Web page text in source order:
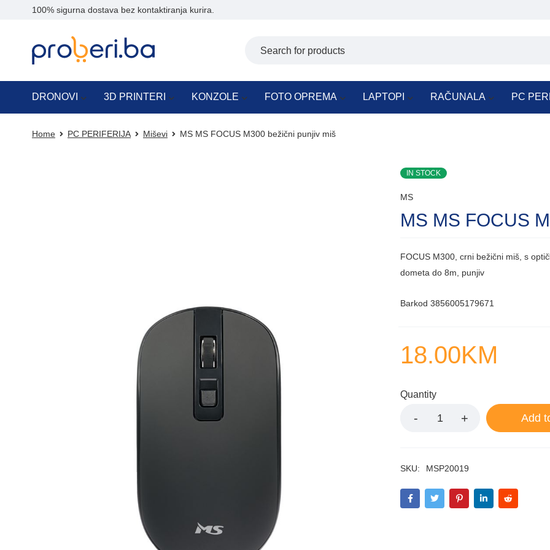
100% sigurna dostava bez kontaktiranja kurira.
DRONOVI 3D PRINTERI KONZOLE FOTO OPREMA LAPTOPI RAČUNALA PC
Home PC PERIFERIJA Miševi MS MS FOCUS M300 bežični punjiv miš
IN STOCK
MS
MS MS FOCUS
FOCUS M300, crni bežični miš, s
dometa do 8m, punjiv
Barkod3856005179671
18.00KM
Quantity
Add
SKU: MSP20019